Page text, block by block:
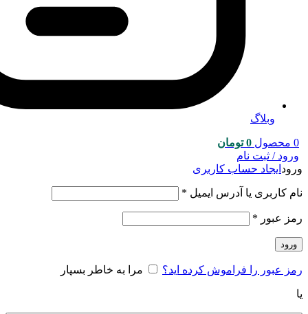
وبلاگ
0 محصول 0 تومان
ورود / ثبت نام
ورود ایجاد حساب کاربری
نام کاربری یا آدرس ایمیل *
رمز عبور *
ورود
رمز عبور را فراموش کرده اید؟ مرا به خاطر بسپار
یا